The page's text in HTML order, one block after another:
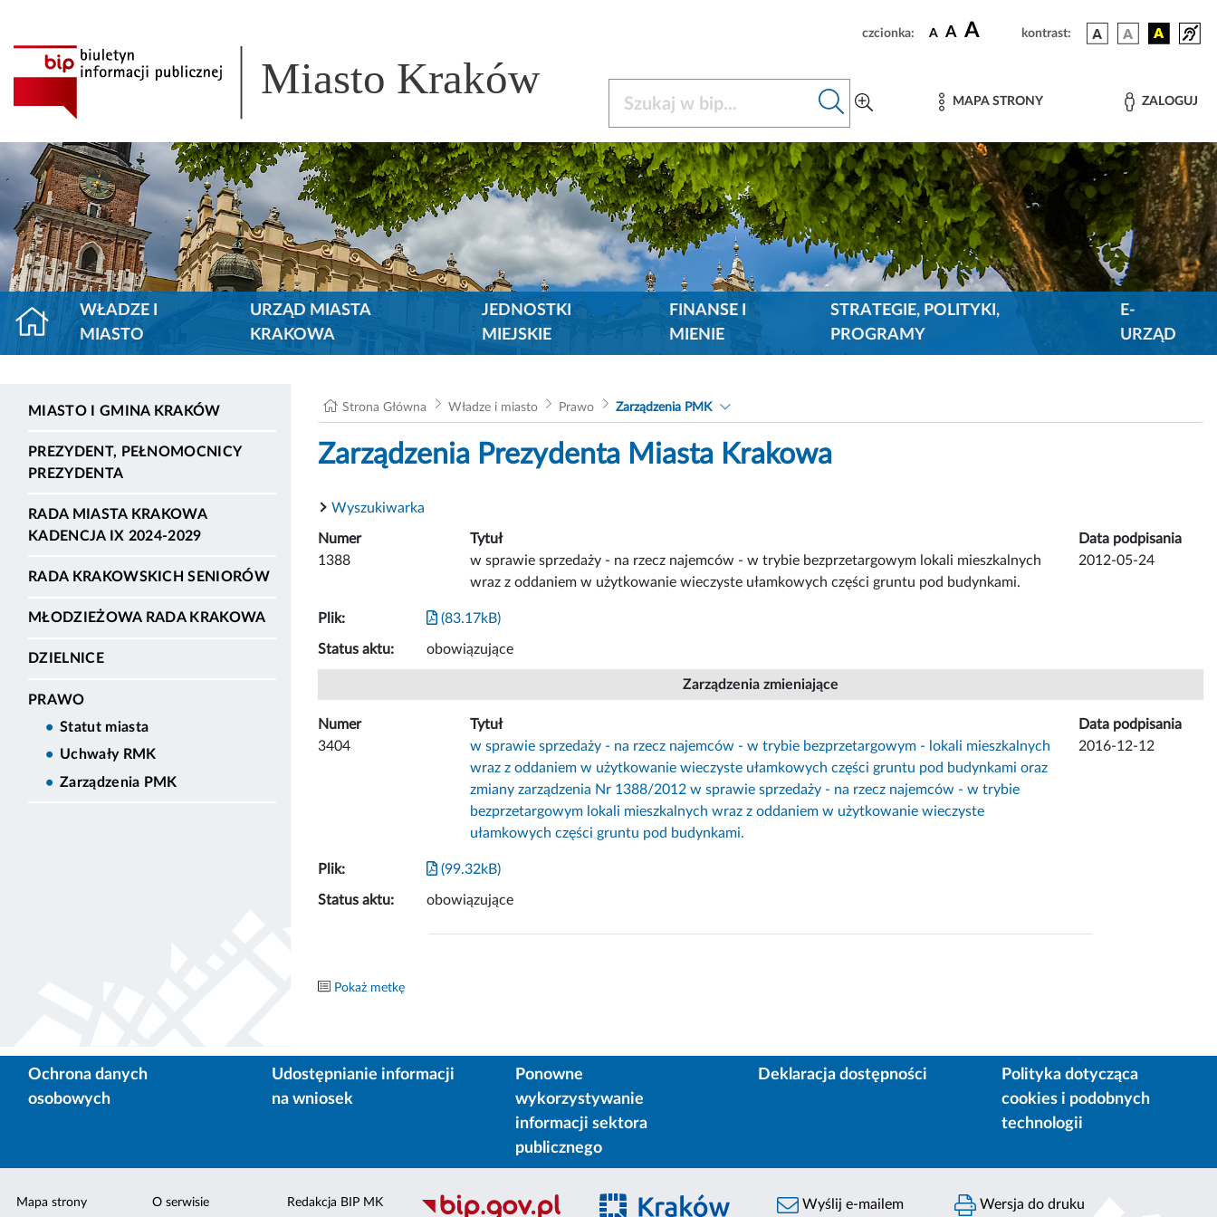
czcionka: A A A kontrast:
Miasto Kraków MAPA STRONY ZALOGUJ
WŁADZE I
MIASTO
URZĄD MIASTA
KRAKOWA
JEDNOSTKI
MIEJSKIE
FINANSE I
MIENIE
STRATEGIE, POLITYKI,
PROGRAMY
E-
URZĄD
MIASTO I GMINA KRAKÓW
PREZYDENT, PEŁNOMOCNICY
PREZYDENTA
RADA MIASTA KRAKOWA
KADENCJA IX 2024-2029
RADA KRAKOWSKICH SENIORÓW
MŁODZIEŻOWA RADA KRAKOWA
DZIELNICE
PRAWO
Statut miasta
Uchwały RMK
Zarządzenia PMK
Strona Główna Władze i miasto Prawo Zarządzenia PMK
Zarządzenia Prezydenta Miasta Krakowa
Wyszukiwarka
Numer Tytuł
Data podpisania
1388
w sprawie sprzedaży - na rzecz najemców - w trybie bezprzetargowym lokali mieszkalnych
wraz z oddaniem w użytkowanie wieczyste ułamkowych części gruntu pod budynkami.
2012-05-24
Plik: (83.17kB)
Status aktu: obowiązujące
Zarządzenia zmieniające
Numer Tytuł
Data podpisania
3404
w sprawie sprzedaży - na rzecz najemców - w trybie bezprzetargowym - lokali mieszkalnych
wraz z oddaniem w użytkowanie wieczyste ułamkowych części gruntu pod budynkami oraz
zmiany zarządzenia Nr 1388/2012 w sprawie sprzedaży - na rzecz najemców - w trybie
bezprzetargowym lokali mieszkalnych wraz z oddaniem w użytkowanie wieczyste
ułamkowych części gruntu pod budynkami.
2016-12-12
Plik: (99.32kB)
Status aktu: obowiązujące
Pokaż metkę
Ochrona danych
osobowych
Udostępnianie informacji
na wniosek
Ponowne
wykorzystywanie
informacji sektora
publicznego
Deklaracja dostępności
Polityka dotycząca
cookies i podobnych
technologii
Mapa strony O serwisie Redakcja BIP MK Wyślij e-mailem Wersja do druku